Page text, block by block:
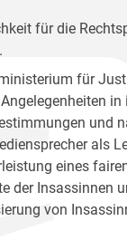
für die
für
und
als
eines
der Insassinnen
von